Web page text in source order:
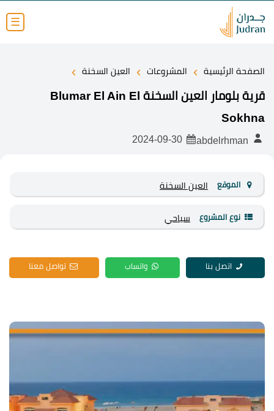
☰
الصفحة الرئيسية › المشروعات › العين السخنة ›
قرية بلومار العين السخنة Blumar El Ain El
Sokhna
2024-09-30
الموقع العين السخنة
نوع المشروع سياحي
اتصل بنا واتساب تواصل معنا